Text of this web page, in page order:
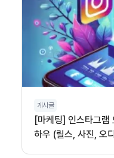
게시글
[마케팅] 인스타그램
하우 (릴스, 사진, 오